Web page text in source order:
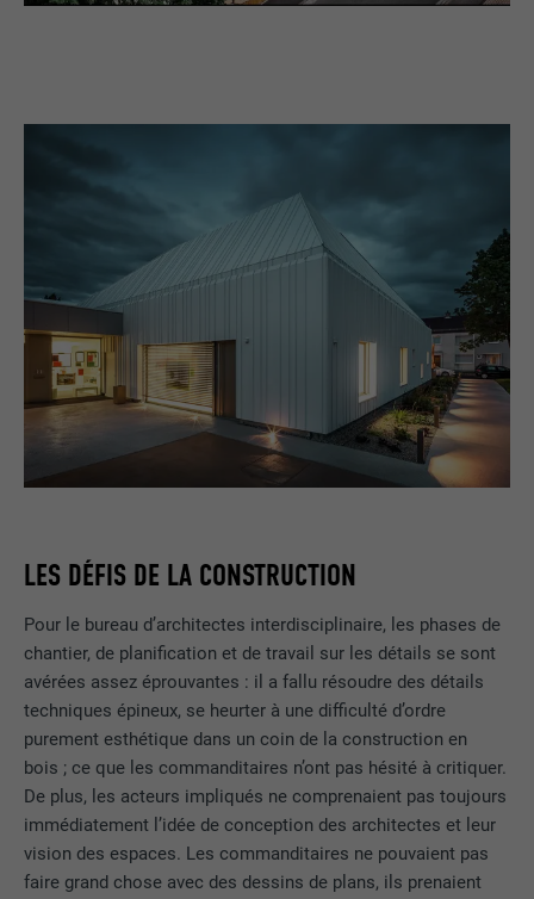
LES DÉFIS DE LA CONSTRUCTION
Pour le bureau d’architectes interdisciplinaire, les phases de
chantier, de planification et de travail sur les détails se sont
avérées assez éprouvantes : il a fallu résoudre des détails
techniques épineux, se heurter à une difficulté d’ordre
purement esthétique dans un coin de la construction en
bois ; ce que les commanditaires n’ont pas hésité à critiquer.
De plus, les acteurs impliqués ne comprenaient pas toujours
immédiatement l’idée de conception des architectes et leur
vision des espaces. Les commanditaires ne pouvaient pas
faire grand chose avec des dessins de plans, ils prenaient